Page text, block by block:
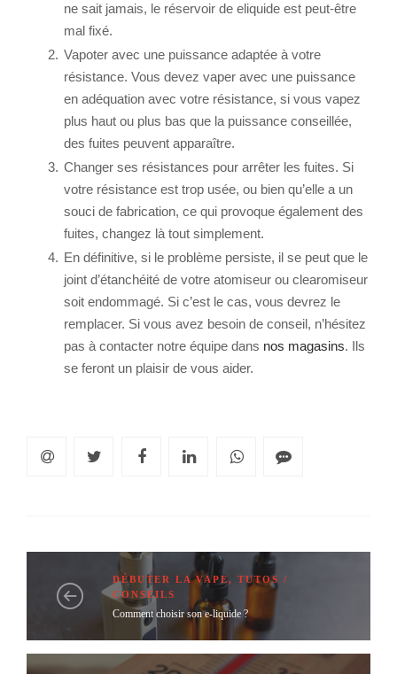
ne sait jamais, le réservoir de eliquide est peut-être
mal fixé.
Vapoter avec une puissance adaptée à votre
résistance. Vous devez vaper avec une puissance
en adéquation avec votre résistance, si vous vapez
plus haut ou plus bas que la puissance conseillée,
des fuites peuvent apparaître.
Changer ses résistances pour arrêter les fuites. Si
votre résistance est trop usée, ou bien qu’elle a un
souci de fabrication, ce qui provoque également des
fuites, changez là tout simplement.
En définitive, si le problème persiste, il se peut que le
joint d’étanchéité de votre atomiseur ou clearomiseur
soit endommagé. Si c’est le cas, vous devrez le
remplacer. Si vous avez besoin de conseil, n’hésitez
pas à contacter notre équipe dans nos magasins. Ils
se feront un plaisir de vous aider.
DÉBUTER LA VAPE, TUTOS /
CONSEILS
Comment choisir son e-liquide ?